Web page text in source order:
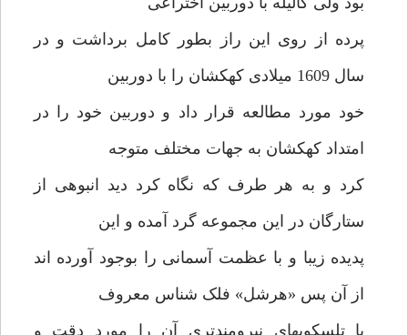
پرده از روی این راز بطور کامل برداشت و در
سال 1609 میلادی کهکشان را با دوربین
خود مورد مطالعه قرار داد و دوربین خود را در
امتداد کهکشان به جهات مختلف متوجه
کرد و به هر طرف که نگاه کرد دید انبوهی از
ستارگان در این مجموعه گرد آمده و این
پدیده زیبا و با عظمت آسمانی را بوجود آورده اند
از آن پس «هرشل» فلک شناس معروف
با تلسکوپهای نیرومندتری آن را مورد دقت و